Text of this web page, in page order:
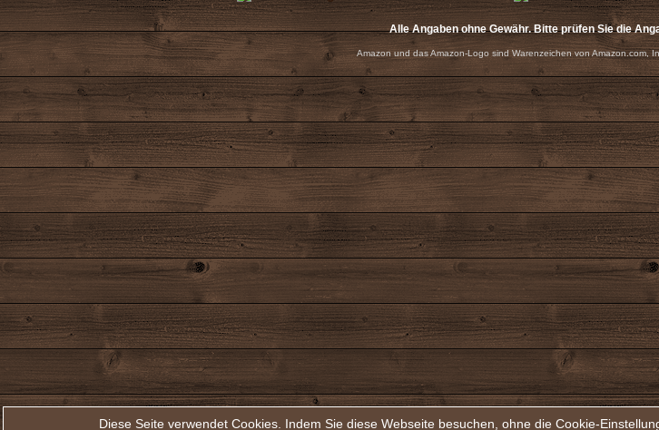
Alle Angaben ohne Gewähr. Bitte prüfen Sie die
Amazon und das Amazon-Logo sind Warenzeichen von Amazon.com,
Diese Seite verwendet Cookies. Indem Sie diese Webseite besuchen, ohne die Cookie-